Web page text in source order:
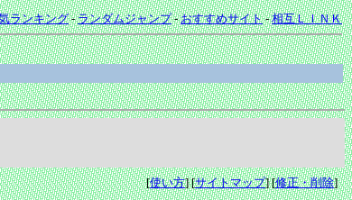
ランキング-ランダムジャンプ-おすすめサイト-相互ＬＩＮＫ
[使い方] [サイトマップ] [修正・削除]